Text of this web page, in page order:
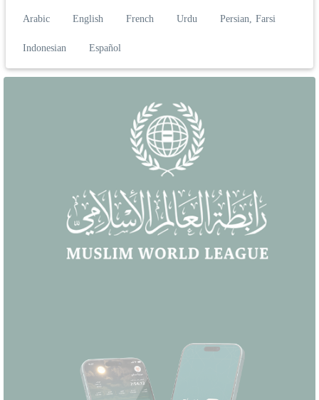
Arabic English French Urdu
Persian, Farsi
Indonesian
Español